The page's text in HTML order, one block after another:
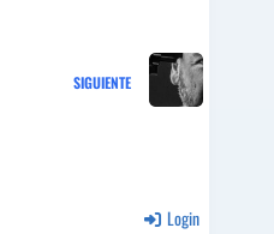
SIGUIENTE
Login